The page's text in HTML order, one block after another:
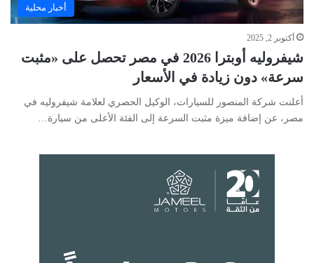
أخبار محلية
أكتوبر 2, 2025
شيفروليه أوبترا 2026 في مصر تحصل على «مثبت
سرعة» دون زيادة في الأسعار
أعلنت شركة المنصور للسيارات، الوكيل الحصري لعلامة شيفروليه في
مصر، عن إضافة ميزة مثبت السرعة إلى الفئة الأعلى من سيارة…